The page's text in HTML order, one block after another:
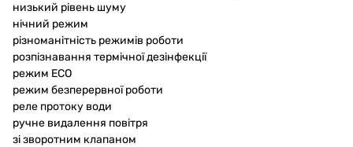
низький рівень шуму
нічний режим
різноманітність режимів роботи
розпізнавання термічної дезінфекції
режим ECO
режим безперервної роботи
реле протоку води
ручне видалення повітря
зі зворотним клапаном